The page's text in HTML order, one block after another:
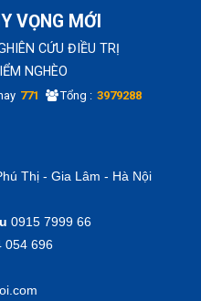
VỌNG MỚI
CỨU ĐIỀU TRỊ
NGHÈO
771 Tổng : 3979288
Thị - Gia Lâm - Hà Nội
0915 7999 66
054 696